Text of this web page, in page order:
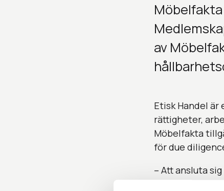
Möbelfakta
av
Etisk Handel
rättigheter,
Möbelfakta
för due
– Att ansluta
ytterligare stöd